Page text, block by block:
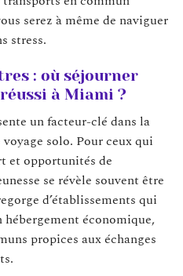
serez à même de naviguer
stress.
: où séjourner
à Miami ?
un facteur-clé dans la
solo. Pour ceux qui
et opportunités de
se révèle souvent être
d’établissements qui
économique,
propices aux échanges